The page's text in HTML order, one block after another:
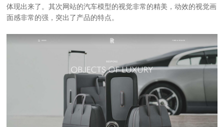
体现出来了。其次网站的汽车模型的视觉非常的精美，动效的视觉画
面感非常的强，突出了产品的特点。